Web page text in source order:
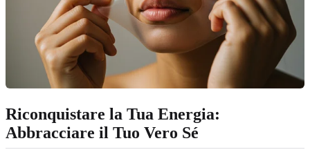
Riconquistare la Tua Energia:
Abbracciare il Tuo Vero Sé